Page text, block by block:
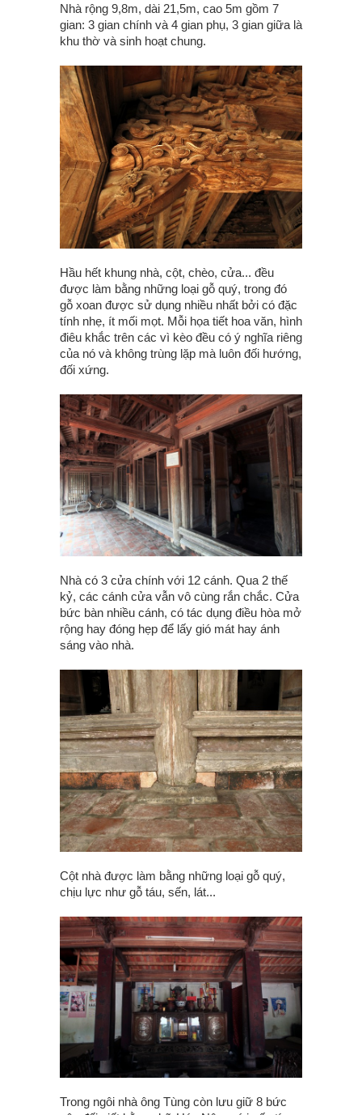
Nhà rộng 9,8m, dài 21,5m, cao 5m gồm 7
gian: 3 gian chính và 4 gian phụ, 3 gian giữa là
khu thờ và sinh hoạt chung.
Hầu hết khung nhà, cột, chèo, cửa... đều
được làm bằng những loại gỗ quý, trong đó
gỗ xoan được sử dụng nhiều nhất bởi có đặc
tính nhẹ, ít mối mọt. Mỗi họa tiết hoa văn, hình
điêu khắc trên các vì kèo đều có ý nghĩa riêng
của nó và không trùng lặp mà luôn đối hướng,
đối xứng.
Nhà có 3 cửa chính với 12 cánh. Qua 2 thế
kỷ, các cánh cửa vẫn vô cùng rắn chắc. Cửa
bức bàn nhiều cánh, có tác dụng điều hòa mở
rộng hay đóng hẹp để lấy gió mát hay ánh
sáng vào nhà.
Cột nhà được làm bằng những loại gỗ quý,
chịu lực như gỗ táu, sến, lát...
Trong ngôi nhà ông Tùng còn lưu giữ 8 bức